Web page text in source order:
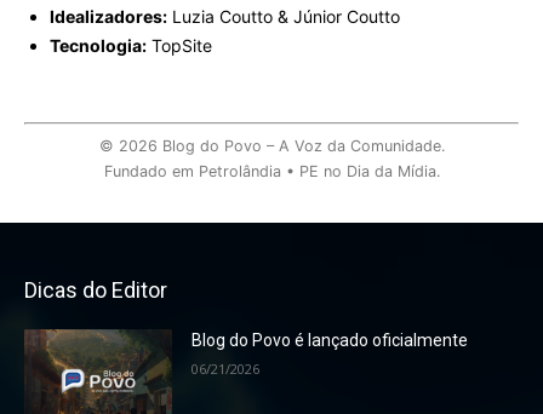
Idealizadores: Luzia Coutto & Júnior Coutto
Tecnologia: TopSite
© 2026 Blog do Povo – A Voz da Comunidade.
Fundado em Petrolândia • PE no Dia da Mídia.
Dicas do Editor
Blog do Povo é lançado oficialmente
06/21/2026